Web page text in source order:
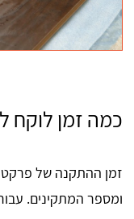
כמה זמן לוקח
זמן ההתקנה של פרקט
ומספר המתקינים. עבור